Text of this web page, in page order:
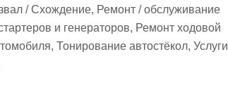
/ Схождение, Ремонт / обслуживание
и генераторов, Ремонт ходовой
Тонирование автостёкол, Услуги